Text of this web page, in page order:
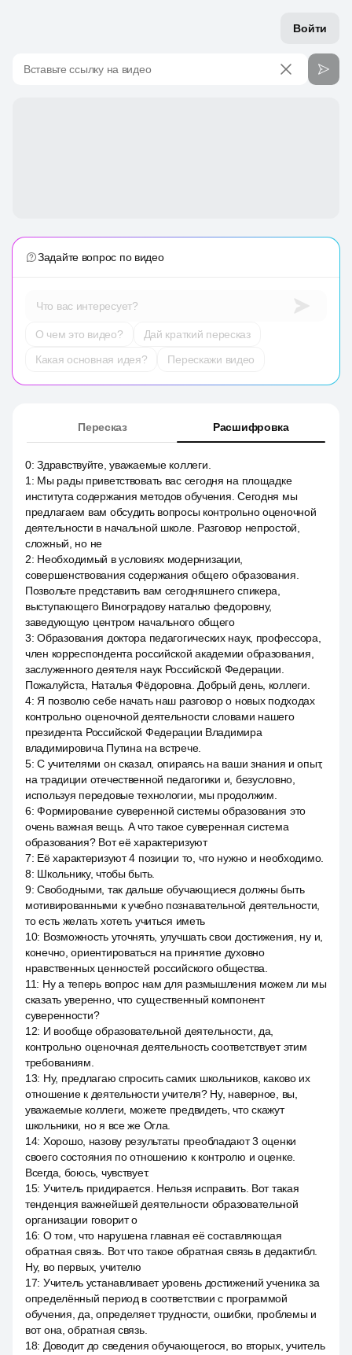
Войти
Вставьте ссылку на видео
Задайте вопрос по видео
Что вас интересует?
О чем это видео?
Дай краткий пересказ
Какая основная идея?
Перескажи видео
Пересказ Расшифровка
0:Здравствуйте, уважаемые коллеги.
1 : Мы рады приветствовать вас сегодня на площадке
института содержания методов обучения. Сегодня мы
предлагаем вам обсудить вопросы контрольно оценочной
деятельности в начальной школе. Разговор непростой,
сложный, но не
2: Необходимый в условиях модернизации,
совершенствования содержания общего образования.
Позвольте представить вам сегодняшнего спикера,
выступающего Виноградову наталью федоровну,
заведующую центром начального общего
3:Образования доктора педагогических наук, профессора,
член корреспондента российской академии образования,
заслуженного деятеля наук Российской Федерации.
Пожалуйста, Наталья Фёдоровна. Добрый день, коллеги.
4: Я позволю себе начать наш разговор о новых подходах
контрольно оценочной деятельности словами нашего
президента Российской Федерации Владимира
владимировича Путина на встрече.
5:С учителями он сказал, опираясь на ваши знания и опыт,
на традиции отечественной педагогики и, безусловно,
используя передовые технологии, мы продолжим.
6:Формирование суверенной системы образования это
очень важная вещь. А что такое суверенная система
образования? Вот её характеризуют
7: Её характеризуют 4 позиции то, что нужно и необходимо.
8: Школьнику, чтобы быть.
9:Свободными, так дальше обучающиеся должны быть
мотивированными к учебно познавательной деятельности,
то есть желать хотеть учиться иметь
10: Возможность уточнять, улучшать свои достижения, ну и,
конечно, ориентироваться на принятие духовно
нравственных ценностей российского общества.
11: Ну а теперь вопрос нам для размышления можем ли мы
сказать уверенно, что существенный компонент
суверенности?
12: И вообще образовательной деятельности, да,
контрольно оценочная деятельность соответствует этим
требованиям.
13: Ну, предлагаю спросить самих школьников, каково их
отношение к деятельности учителя? Ну, наверное, вы,
уважаемые коллеги, можете предвидеть, что скажут
школьники, но я все же Огла.
14: Хорошо, назову результаты преобладают 3 оценки
своего состояния по отношению к контролю и оценке.
Всегда, боюсь, чувствует.
15: Учитель придирается. Нельзя исправить. Вот такая
тенденция важнейшей деятельности образовательной
организации говорит о
16: О том, что нарушена главная её составляющая
обратная связь. Вот что такое обратная связь в дедактибл.
Ну, во первых, учителю
17: Учитель устанавливает уровень достижений ученика за
определённый период в соответствии с программой
обучения, да, определяет трудности, ошибки, проблемы и
вот она, обратная связь.
18: Доводит до сведения обучающегося, во вторых, учитель